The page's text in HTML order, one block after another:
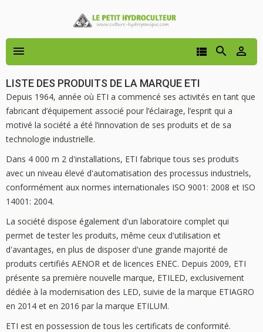
 


LISTE DES PRODUITS DE LA MARQUE ETI
Depuis 1964, année où ETI a commencé ses activités en tant que
fabricant d’équipement associé pour l’éclairage, l’esprit qui a
motivé la société a été l’innovation de ses produits et de sa
technologie industrielle.
Dans 4 000 m 2 d'installations, ETI fabrique tous ses produits
avec un niveau élevé d'automatisation des processus industriels,
conformément aux normes internationales ISO 9001: 2008 et ISO
14001: 2004.
La société dispose également d'un laboratoire complet qui
permet de tester les produits, même ceux d'utilisation et
d'avantages, en plus de disposer d'une grande majorité de
produits certifiés AENOR et de licences ENEC. Depuis 2009, ETI
présente sa première nouvelle marque, ETILED, exclusivement
dédiée à la modernisation des LED, suivie de la marque ETIAGRO
en 2014 et en 2016 par la marque ETILUM.
ETI est en possession de tous les certificats de conformité.